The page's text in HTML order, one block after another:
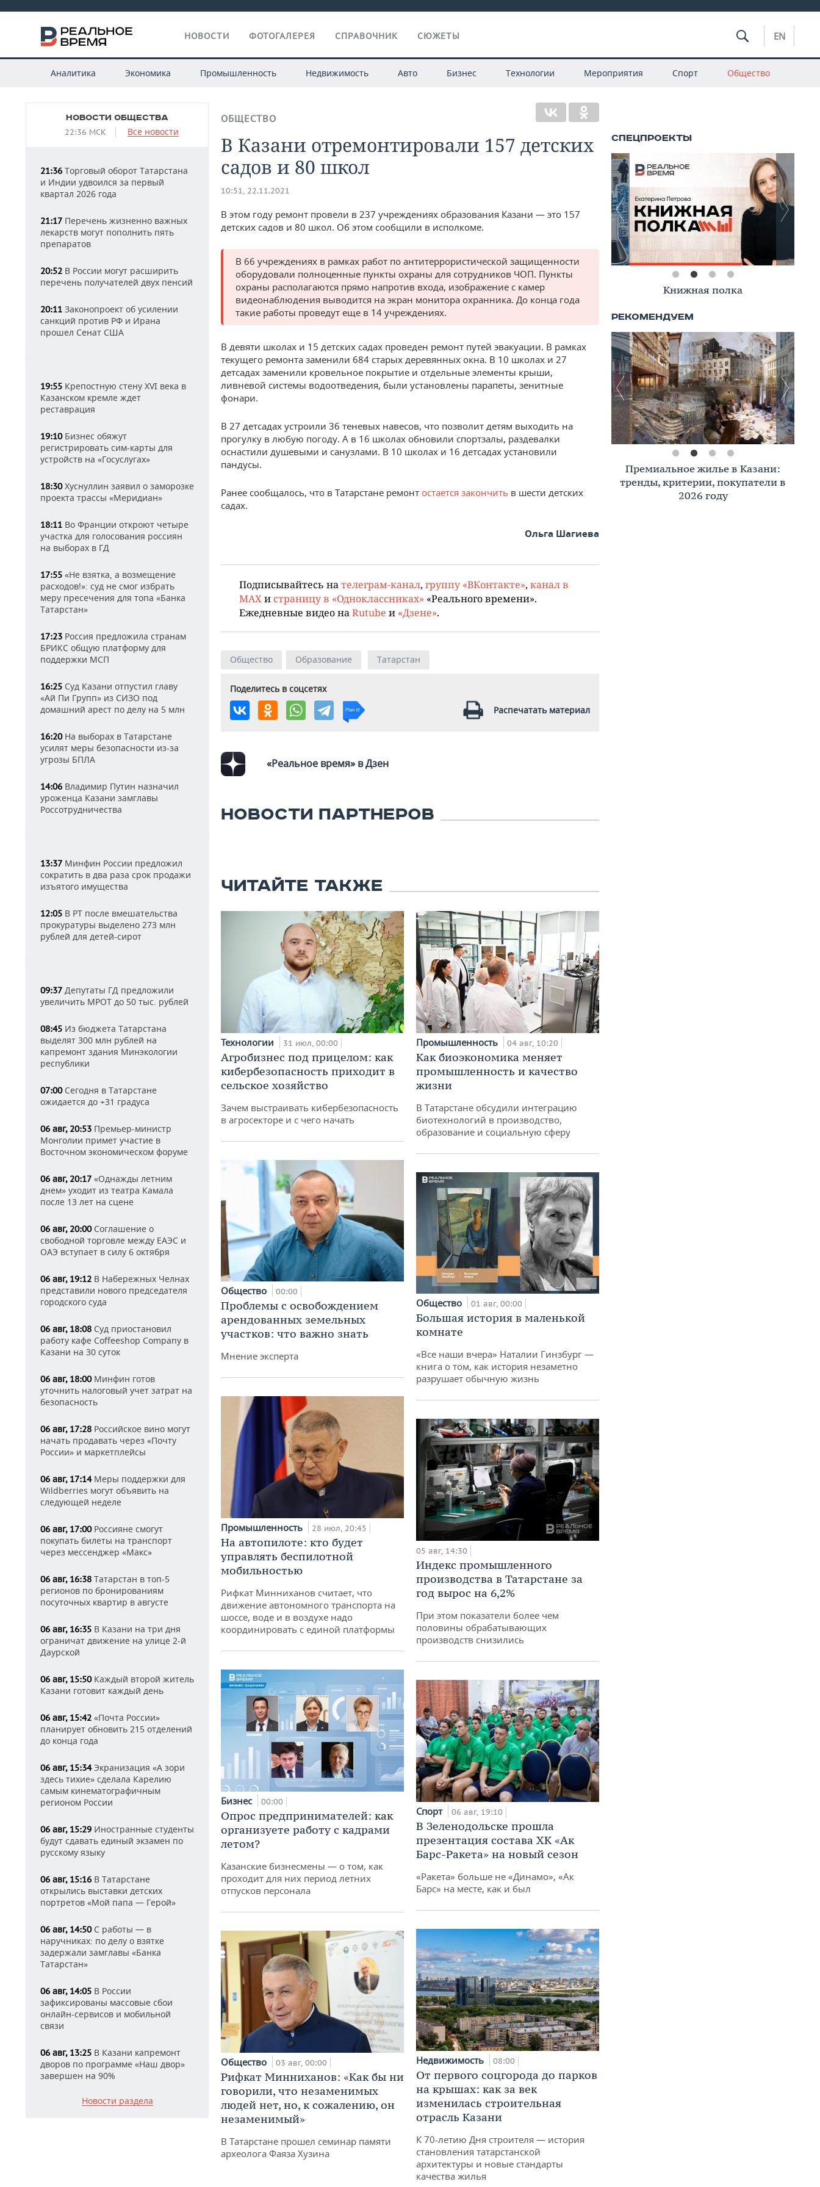
НОВОСТИ ФОТОГАЛЕРЕЯ СПРАВОЧНИК СЮЖЕТЫ EN
Аналитика Экономика Промышленность Недвижимость Авто Бизнес Технологии Мероприятия Спорт Общество
НОВОСТИ ОБЩЕСТВА
22:36 МСК Все новости
21:36 Торговый оборот Татарстана
и Индии удвоился за первый
квартал 2026 года
21:17 Перечень жизненно важных
лекарств могут пополнить пять
препаратов
20:52 В России могут расширить
перечень получателей двух пенсий
20:11 Законопроект об усилении
санкций против РФ и Ирана
прошел Сенат США
19:55 Крепостную стену XVI века в
Казанском кремле ждет
реставрация
19:10Бизнес обяжут
регистрировать сим-карты для
устройств на «Госуслугах»
18:30Хуснуллин заявил о заморозке
проекта трассы «Меридиан»
18:11 Во Франции откроют четыре
участка для голосования россиян
на выборах в ГД
17:55 «Не взятка, а возмещение
расходов!»: суд не смог избрать
меру пресечения для топа «Банка
Татарстан»
17:23 Россия предложила странам
БРИКС общую платформу для
поддержки МСП
16:25 Суд Казани отпустил главу
«Ай Пи Групп» из СИЗО под
домашний арест по делу на 5 млн
16:20На выборах в Татарстане
усилят меры безопасности из-за
угрозы БПЛА
14:06 Владимир Путин назначил
уроженца Казани замглавы
Россотрудничества
13:37 Минфин России предложил
сократить в два раза срок продажи
изъятого имущества
12:05 В РТ после вмешательства
прокуратуры выделено 273 млн
рублей для детей-сирот
09:37 Депутаты ГД предложили
увеличить МРОТ до 50 тыс. рублей
08:45 Из бюджета Татарстана
выделят 300 млн рублей на
капремонт здания Минэкологии
республики
07:00Сегодня в Татарстане
ожидается до +31 градуса
06 авг, 20:53 Премьер-министр
Монголии примет участие в
Восточном экономическом форуме
06 авг, 20:17 «Однажды летним
днем» уходит из театра Камала
после 13 лет на сцене
06 авг, 20:00Соглашение о
свободной торговле между ЕАЭС и
ОАЭ вступает в силу 6 октября
06 авг, 19:12 В Набережных Челнах
представили нового председателя
городского суда
06 авг, 18:08 Суд приостановил
работу кафе Coffeeshop Company в
Казани на 30 суток
06 авг, 18:00Минфин готов
уточнить налоговый учет затрат на
безопасность
06 авг, 17:28 Российское вино могут
начать продавать через «Почту
России» и маркетплейсы
06 авг, 17:14Меры поддержки для
Wildberries могут объявить на
следующей неделе
06 авг, 17:00Россияне смогут
покупать билеты на транспорт
через мессенджер «Макс»
06 авг, 16:38 Татарстан в топ-5
регионов по бронированиям
посуточных квартир в августе
06 авг, 16:35 В Казани на три дня
ограничат движение на улице 2-й
Даурской
06 авг, 15:50Каждый второй житель
Казани готовит каждый день
06 авг, 15:42 «Почта России»
планирует обновить 215 отделений
до конца года
06 авг, 15:34Экранизация «А зори
здесь тихие» сделала Карелию
самым кинематографичным
регионом России
06 авг, 15:29 Иностранные студенты
будут сдавать единый экзамен по
русскому языку
06 авг, 15:16 В Татарстане
открылись выставки детских
портретов «Мой папа — Герой»
06 авг, 14:50С работы — в
наручниках: по делу о взятке
задержали замглавы «Банка
Татарстан»
06 авг, 14:05 В России
зафиксированы массовые сбои
онлайн-сервисов и мобильной
связи
06 авг, 13:25 В Казани капремонт
дворов по программе «Наш двор»
завершен на 90%
Новости раздела
ОБЩЕСТВО
В Казани отремонтировали 157 детских
садов и 80 школ
10:51, 22.11.2021
В этом году ремонт провели в 237 учреждениях образования Казани — это 157
детских садов и 80 школ. Об этом сообщили в исполкоме.
В 66 учреждениях в рамках работ по антитеррористической защищенности
оборудовали полноценные пункты охраны для сотрудников ЧОП. Пункты
охраны располагаются прямо напротив входа, изображение с камер
видеонаблюдения выводится на экран монитора охранника. До конца года
такие работы проведут еще в 14 учреждениях.
В девяти школах и 15 детских садах проведен ремонт путей эвакуации. В рамках
текущего ремонта заменили 684 старых деревянных окна. В 10 школах и 27
детсадах заменили кровельное покрытие и отдельные элементы крыши,
ливневой системы водоотведения, были установлены парапеты, зенитные
фонари.
В 27 детсадах устроили 36 теневых навесов, что позволит детям выходить на
прогулку в любую погоду. А в 16 школах обновили спортзалы, раздевалки
оснастили душевыми и санузлами. В 10 школах и 16 детсадах установили
пандусы.
Ранее сообщалось, что в Татарстане ремонт остается закончить в шести детских
садах.
Ольга Шагиева
Подписывайтесь на телеграм-канал, группу «ВКонтакте», канал в
MAX и страницу в «Одноклассниках» «Реального времени».
Ежедневные видео на Rutube и «Дзене».
Общество Образование Татарстан
Поделитесь в соцсетях
Распечатать материал
«Реальное время» в Дзен
НОВОСТИ ПАРТНЕРОВ
ЧИТАЙТЕ ТАКЖЕ
Технологии 31 июл, 00:00
Агробизнес под прицелом: как
кибербезопасность приходит в
сельское хозяйство
Зачем выстраивать кибербезопасность
в агросекторе и с чего начать
Общество 00:00
Проблемы с освобождением
арендованных земельных
участков: что важно знать
Мнение эксперта
Промышленность 28 июл, 20:45
На автопилоте: кто будет
управлять беспилотной
мобильностью
Рифкат Минниханов считает, что
движение автономного транспорта на
шоссе, воде и в воздухе надо
координировать с единой платформы
Бизнес 00:00
Опрос предпринимателей: как
организуете работу с кадрами
летом?
Казанские бизнесмены — о том, как
проходит для них период летних
отпусков персонала
Общество 03 авг, 00:00
Рифкат Минниханов: «Как бы ни
говорили, что незаменимых
людей нет, но, к сожалению, он
незаменимый»
В Татарстане прошел семинар памяти
археолога Фаяза Хузина
Промышленность 04 авг, 10:20
Как биоэкономика меняет
промышленность и качество
жизни
В Татарстане обсудили интеграцию
биотехнологий в производство,
образование и социальную сферу
Общество 01 авг, 00:00
Большая история в маленькой
комнате
«Все наши вчера» Наталии Гинзбург —
книга о том, как история незаметно
разрушает обычную жизнь
05 авг, 14:30
Индекс промышленного
производства в Татарстане за
год вырос на 6,2%
При этом показатели более чем
половины обрабатывающих
производств снизились
Спорт 06 авг, 19:10
В Зеленодольске прошла
презентация состава ХК «Ак
Барс-Ракета» на новый сезон
«Ракета» больше не «Динамо», «Ак
Барс» на месте, как и был
Недвижимость 08:00
От первого соцгорода до парков
на крышах: как за век
изменилась строительная
отрасль Казани
К 70-летию Дня строителя — история
становления татарстанской
архитектуры и новые стандарты
качества жилья
Книжная полка
Премиальное жилье в Казани:
тренды, критерии, покупатели в
2026 году